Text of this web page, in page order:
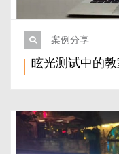
案例分享
眩光测试中的